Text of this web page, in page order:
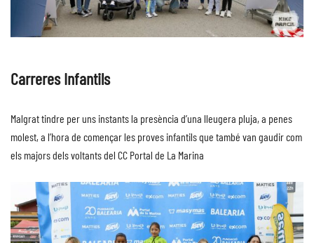
Carreres Infantils
Malgrat tindre per uns instants la presència d’una lleugera pluja, a penes
molest, a l’hora de començar les proves infantils que també van gaudir com
els majors dels voltants del CC Portal de La Marina